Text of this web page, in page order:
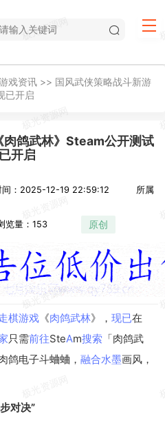
戏资讯 >> 国风武侠策略战斗新游
已开启
肉鸽武林》Steam公开测试
开启
间：2025-12-19 22:59:12 所属
览量：153 原创
棋游戏 《肉鸽武林》， 现已在
只需前往SteAm搜索 「肉鸽武
鸽电子斗蛐蛐， 融合水墨画风，
对决”